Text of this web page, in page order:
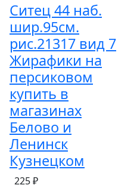
Ситец 44 наб.
шир.95см.
рис.21317 вид 7
Жирафики на
персиковом
купить в
магазинах
Белово и
Ленинск
Кузнецком
225 ₽